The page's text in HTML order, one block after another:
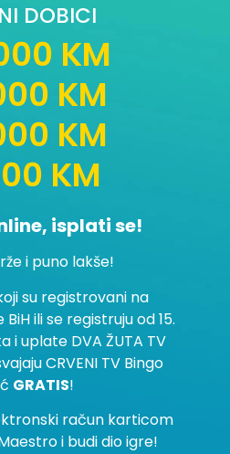
DOBICI
KM
KM
KM
KM
isplati se!
i puno lakše!
su registrovani na
ili se registruju od 15.
i uplate DVA ŽUTA TV
CRVENI TV Bingo
GRATIS!
račun karticom
i budi dio igre!